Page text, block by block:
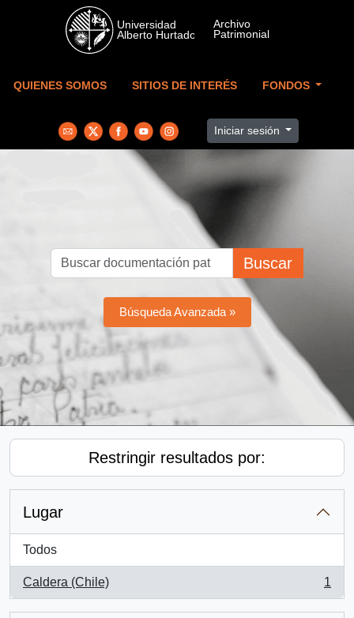
Skip to main content
QUIENES SOMOS SITIOS DE INTERÉS FONDOS
Iniciar sesión
Buscar
Búsqueda Avanzada »
Restringir resultados por:
Lugar
Todos
Caldera (Chile)
, 1 resultados
1